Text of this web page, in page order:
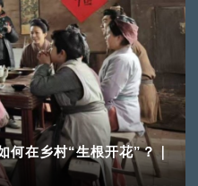
何在乡村“生根开花”？｜